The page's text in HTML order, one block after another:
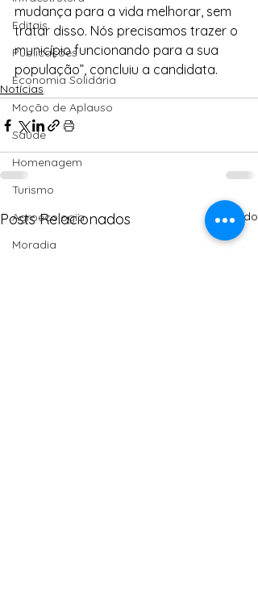
Editais
Publicações
Economia Solidária
Moção de Aplauso
Saúde
Homenagem
Turismo
Agroecologia
Moradia
mudança para a vida melhorar, sem
tratar disso. Nós precisamos trazer o
município funcionando para a sua
população”, concluiu a candidata.
Notícias
Posts Relacionados Ver tudo